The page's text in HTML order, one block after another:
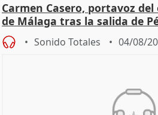
Carmen Casero, portavoz
de Málaga tras la salida de
Sonido Totales 04/08/